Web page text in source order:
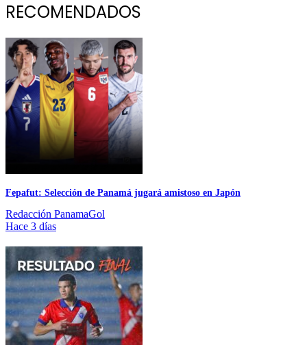
RECOMENDADOS
Fepafut: Selección de Panamá jugará amistoso en Japón
Redacción PanamaGol
Hace 3 días